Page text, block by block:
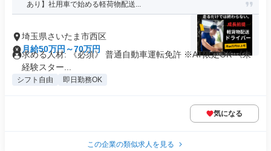
あり】社用車で始める軽荷物配送...
埼玉県さいたま市西区
月給50万円～70万円
求める人材: 《必須》 普通自動車運転免許 ※AT限定OK 《未
経験スター...
シフト自由 即日勤務OK
気になる
この企業の類似求人を見る